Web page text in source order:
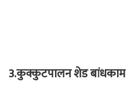
3.कुक्कुटपालन शेड बांधकाम